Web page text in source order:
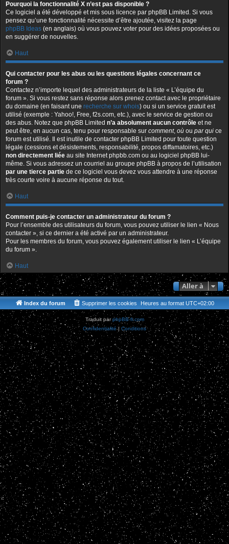
Pourquoi la fonctionnalité X n’est pas disponible ?
Ce logiciel a été développé et mis sous licence par phpBB Limited. Si vous
pensez qu’une fonctionnalité nécessite d’être ajoutée, visitez la page
phpBB Ideas (en anglais) où vous pouvez voter pour des idées proposées ou
en suggérer de nouvelles.
Haut
Qui contacter pour les abus ou les questions légales concernant ce
forum ?
Contactez n’importe lequel des administrateurs de la liste « L’équipe du
forum ». Si vous restez sans réponse alors prenez contact avec le propriétaire
du domaine (en faisant une recherche sur whois) ou si un service gratuit est
utilisé (exemple : Yahoo!, Free, f2s.com, etc.), avec le service de gestion ou
des abus. Notez que phpBB Limited n’a absolument aucun contrôle et ne
peut être, en aucun cas, tenu pour responsable sur comment, où ou par qui ce
forum est utilisé. Il est inutile de contacter phpBB Limited pour toute question
légale (cessions et désistements, responsabilité, propos diffamatoires, etc.)
non directement liée au site Internet phpbb.com ou au logiciel phpBB lui-
même. Si vous adressez un courriel au groupe phpBB à propos de l’utilisation
par une tierce partie de ce logiciel vous devez vous attendre à une réponse
très courte voire à aucune réponse du tout.
Haut
Comment puis-je contacter un administrateur du forum ?
Pour l’ensemble des utilisateurs du forum, vous pouvez utiliser le lien « Nous
contacter », si ce dernier a été activé par un administrateur.
Pour les membres du forum, vous pouvez également utiliser le lien « L’équipe
du forum ».
Haut
Aller à
Index du forum Heures au format UTC+02:00
Supprimer les cookies
Traduit parphpBB-fr.com
Confidentialité|Conditions